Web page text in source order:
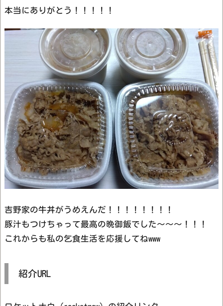
本当にありがとう！！！！！
吉野家の牛丼がうめえんだ！！！！！！！！
豚汁もつけちゃって最高の晩御飯でした～～～！！！
これからも私の乞食生活を応援してねwww
紹介URL